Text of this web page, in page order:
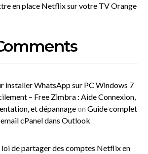
en place Netflix sur votre TV Orange
installer WhatsApp sur PC Windows 7
– Free Zimbra : Aide Connexion,
et dépannageon Guide complet
cPanel dans Outlook
de partager des comptes Netflix en